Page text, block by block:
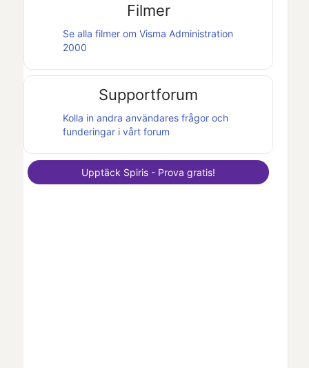
Filmer
Se alla filmer om Visma Administration
2000
Supportforum
Kolla in andra användares frågor och
funderingar i vårt forum
Upptäck Spiris - Prova gratis!